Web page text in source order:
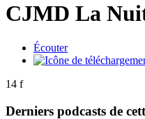
CJMD La
Écouter
14 f
Derniers podcasts de